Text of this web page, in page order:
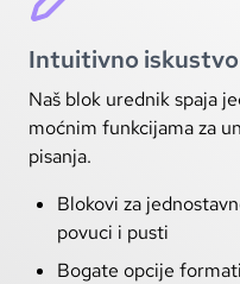
Intuitivno iskustvo
Naš blok urednik spaja
moćnim funkcijama za
pisanja.
Blokovi za
povuci i pusti
Bogate opcije